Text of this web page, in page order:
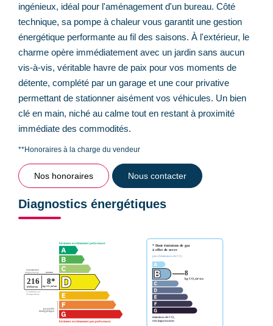
ingénieux, idéal pour l'aménagement d'un bureau. Côté
technique, sa pompe à chaleur vous garantit une gestion
énergétique performante au fil des saisons. À l'extérieur, le
charme opère immédiatement avec un jardin sans aucun
vis-à-vis, véritable havre de paix pour vos moments de
détente, complété par un garage et une cour privative
permettant de stationner aisément vos véhicules. Un bien
clé en main, niché au calme tout en restant à proximité
immédiate des commodités.
**Honoraires à la charge du vendeur
Nos honoraires Nous contacter
Diagnostics énergétiques